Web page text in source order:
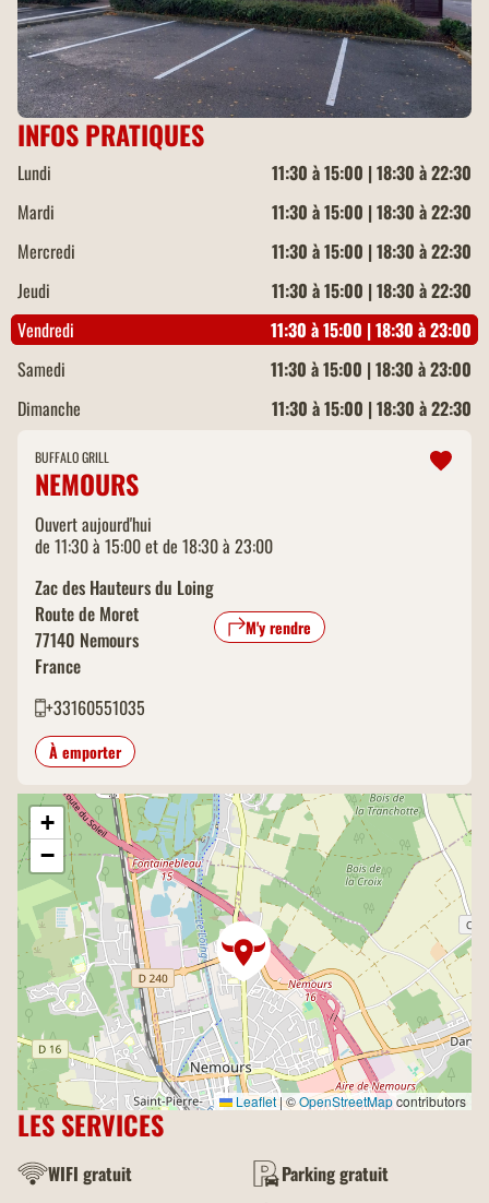
INFOS PRATIQUES
Lundi
11:30 à 15:00 | 18:30 à 22:30
Mardi
11:30 à 15:00 | 18:30 à 22:30
Mercredi
11:30 à 15:00 | 18:30 à 22:30
Jeudi
11:30 à 15:00 | 18:30 à 22:30
Vendredi
11:30 à 15:00 | 18:30 à 23:00
Samedi
11:30 à 15:00 | 18:30 à 23:00
Dimanche
11:30 à 15:00 | 18:30 à 22:30
BUFFALO GRILL
NEMOURS
Ouvert aujourd'hui
de 11:30 à 15:00 et de 18:30 à 23:00
Zac des Hauteurs du Loing
Route de Moret
77140 Nemours
France
M'y rendre
+33160551035
À emporter
+
−
Leaflet|©OpenStreetMapcontributors
LES SERVICES
WIFI gratuit
Parking gratuit